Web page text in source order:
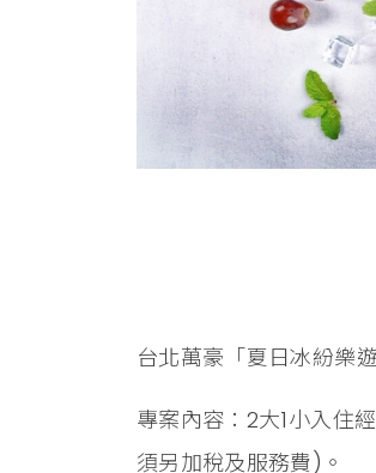
台北萬豪「夏日冰紛樂
專案內容：2大1小入住
須另加稅及服務費)。